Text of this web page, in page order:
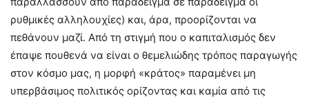
ρυθμικές αλληλουχίες) και, άρα, προορίζονται να
πεθάνουν μαζί. Από τη στιγμή που ο καπιταλισμός δεν
έπαψε πουθενά να είναι ο θεμελιώδης τρόπος παραγωγής
στον κόσμο μας, η μορφή «κράτος» παραμένει μη
υπερβάσιμος πολιτικός ορίζοντας και καμία από τις